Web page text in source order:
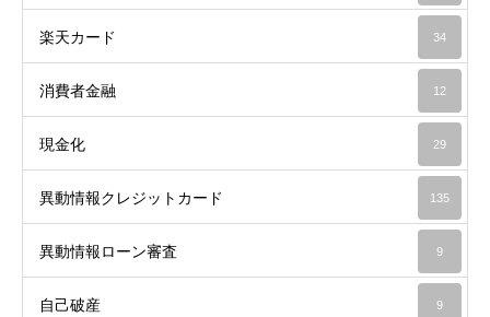
楽天カード 34
消費者金融 12
現金化 29
異動情報クレジットカード 135
異動情報ローン審査 9
自己破産 9